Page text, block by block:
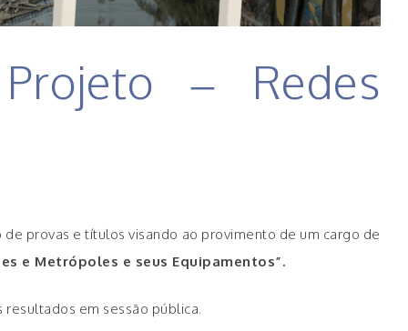
– Redes
provas e títulos visando ao provimento de um cargo de
e Metrópoles e seus Equipamentos”.
em sessão pública.